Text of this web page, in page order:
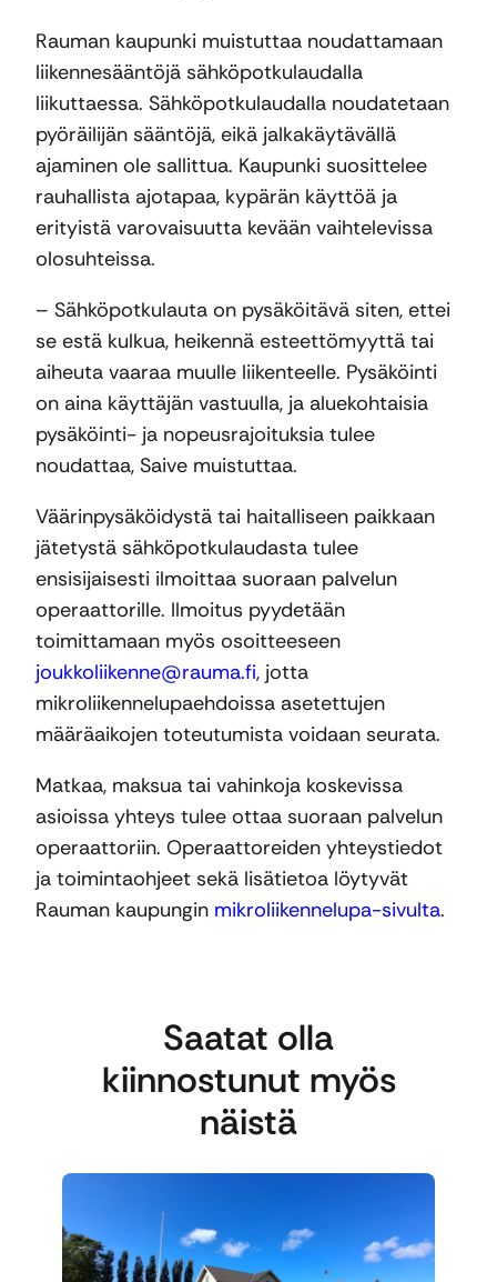
Rauman kaupunki muistuttaa noudattamaan
liikennesääntöjä sähköpotkulaudalla
liikuttaessa. Sähköpotkulaudalla noudatetaan
pyöräilijän sääntöjä, eikä jalkakäytävällä
ajaminen ole sallittua. Kaupunki suosittelee
rauhallista ajotapaa, kypärän käyttöä ja
erityistä varovaisuutta kevään vaihtelevissa
olosuhteissa.
– Sähköpotkulauta on pysäköitävä siten, ettei
se estä kulkua, heikennä esteettömyyttä tai
aiheuta vaaraa muulle liikenteelle. Pysäköinti
on aina käyttäjän vastuulla, ja aluekohtaisia
pysäköinti- ja nopeusrajoituksia tulee
noudattaa, Saive muistuttaa.
Väärinpysäköidystä tai haitalliseen paikkaan
jätetystä sähköpotkulaudasta tulee
ensisijaisesti ilmoittaa suoraan palvelun
operaattorille. Ilmoitus pyydetään
toimittamaan myös osoitteeseen
joukkoliikenne@rauma.fi, jotta
mikroliikennelupaehdoissa asetettujen
määräaikojen toteutumista voidaan seurata.
Matkaa, maksua tai vahinkoja koskevissa
asioissa yhteys tulee ottaa suoraan palvelun
operaattoriin. Operaattoreiden yhteystiedot
ja toimintaohjeet sekä lisätietoa löytyvät
Rauman kaupungin mikroliikennelupa-sivulta.
Saatat olla
kiinnostunut myös
näistä